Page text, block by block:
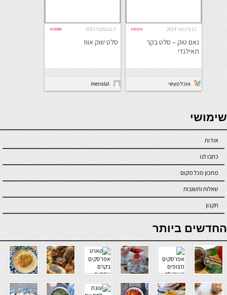
21 בינואר 2014 #16151
נאם טוק – סלט בקר
תאילנדי
אוכל מעשי
3 בנובמבר 2013 #11060
סלט שוק אווז
meiralal
seriöse online casinos österreich
שימושי
אודות
כתבו לנו
מתכון מכל מקום
שאלות ותשובות
תקנון
online casino
החדשים ביותר